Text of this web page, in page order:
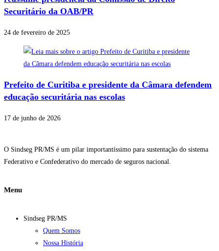
Securitário da OAB/PR
24 de fevereiro de 2025
Prefeito de Curitiba e presidente da Câmara defendem
educação securitária nas escolas
17 de junho de 2026
O Sindseg PR/MS é um pilar importantíssimo para sustentação do sistema
Federativo e Confederativo do mercado de seguros nacional.
Menu
Sindseg PR/MS
Quem Somos
Nossa História